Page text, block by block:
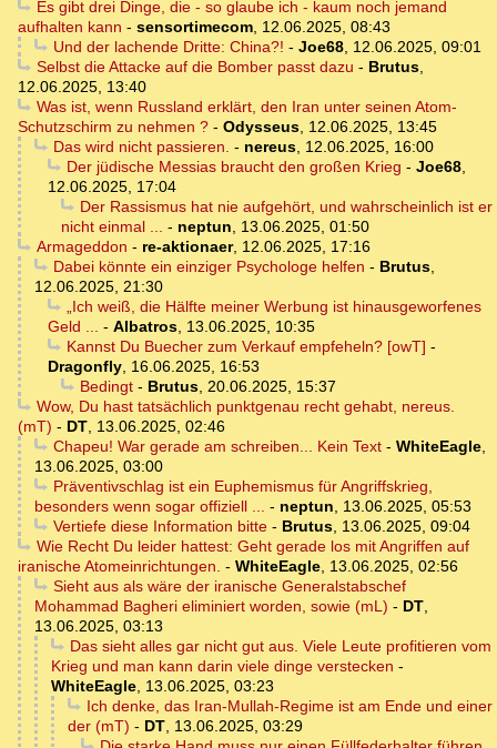
Es gibt drei Dinge, die - so glaube ich - kaum noch jemand
aufhalten kann - sensortimecom 12.06.2025, 08:43
Und der lachende Dritte: China?! - Joe68, 12.06.2025, 09:01
Selbst die Attacke auf die Bomber passt dazu - Brutus,
12.06.2025, 13:40
Was ist, wenn Russland erklärt, den Iran unter seinen Atom-
Schutzschirm zu nehmen ? - Odysseus 12.06.2025, 13:45
Das wird nicht passieren. - nereus, 12.06.2025, 16:00
Der jüdische Messias braucht den großen Krieg - Joe68,
12.06.2025, 17:04
Der Rassismus hat nie aufgehört, und wahrscheinlich ist er
nicht einmal ...
- neptun
13.06.2025, 01:50
Armageddon - re-aktionaer, 12.06.2025, 17:16
Dabei könnte ein einziger Psychologe helfen - Brutus,
12.06.2025, 21:30
„Ich weiß, die Hälfte meiner Werbung ist hinausgeworfenes
Geld ...
- Albatros 13.06.2025, 10:35
Kannst Du Buecher zum Verkauf empfeheln? [owT] -
Dragonfly 16.06.2025, 16:53
Bedingt- Brutus, 20.06.2025, 15:37
Wow, Du hast tatsächlich punktgenau recht gehabt, nereus.
(mT) - DT 13.06.2025, 02:46
Chapeu! War gerade am schreiben... Kein Text- WhiteEagle,
13.06.2025, 03:00
Präventivschlag ist ein Euphemismus für Angriffskrieg,
besonders wenn sogar offiziell ...
- neptun
13.06.2025, 05:53
Vertiefe diese Information bitte- Brutus, 13.06.2025, 09:04
Wie Recht Du leider hattest: Geht gerade los mit Angriffen auf
iranische Atomeinrichtungen. - WhiteEagle 13.06.2025, 02:56
Sieht aus als wäre der iranische Generalstabschef
Mohammad Bagheri eliminiert worden, sowie (mL) - DT
13.06.2025, 03:13
Das sieht alles gar nicht gut aus. Viele Leute profitieren vom
Krieg und man kann darin viele dinge verstecken -
WhiteEagle 13.06.2025, 03:23
Ich denke, das Iran-Mullah-Regime ist am Ende und einer
der (mT) - DT 13.06.2025, 03:29